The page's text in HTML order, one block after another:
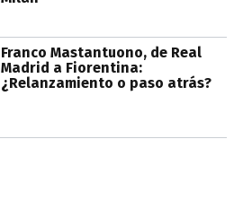
Franco Mastantuono, de Real
Madrid a Fiorentina:
¿Relanzamiento o paso atrás?